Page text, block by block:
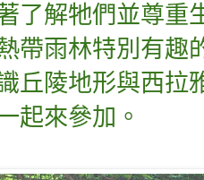
了解牠們並尊重
帶雨林特別有趣
丘陵地形與西拉
起來參加。